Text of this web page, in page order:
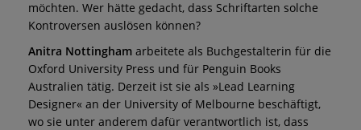
möchten. Wer hätte gedacht, dass Schriftarten solche
Kontroversen auslösen können?
Anitra Nottingham arbeitete als Buchgestalterin für die
Oxford University Press und für Penguin Books
Australien tätig. Derzeit ist sie als »Lead Learning
Designer« an der University of Melbourne beschäftigt,
wo sie unter anderem dafür verantwortlich ist, dass